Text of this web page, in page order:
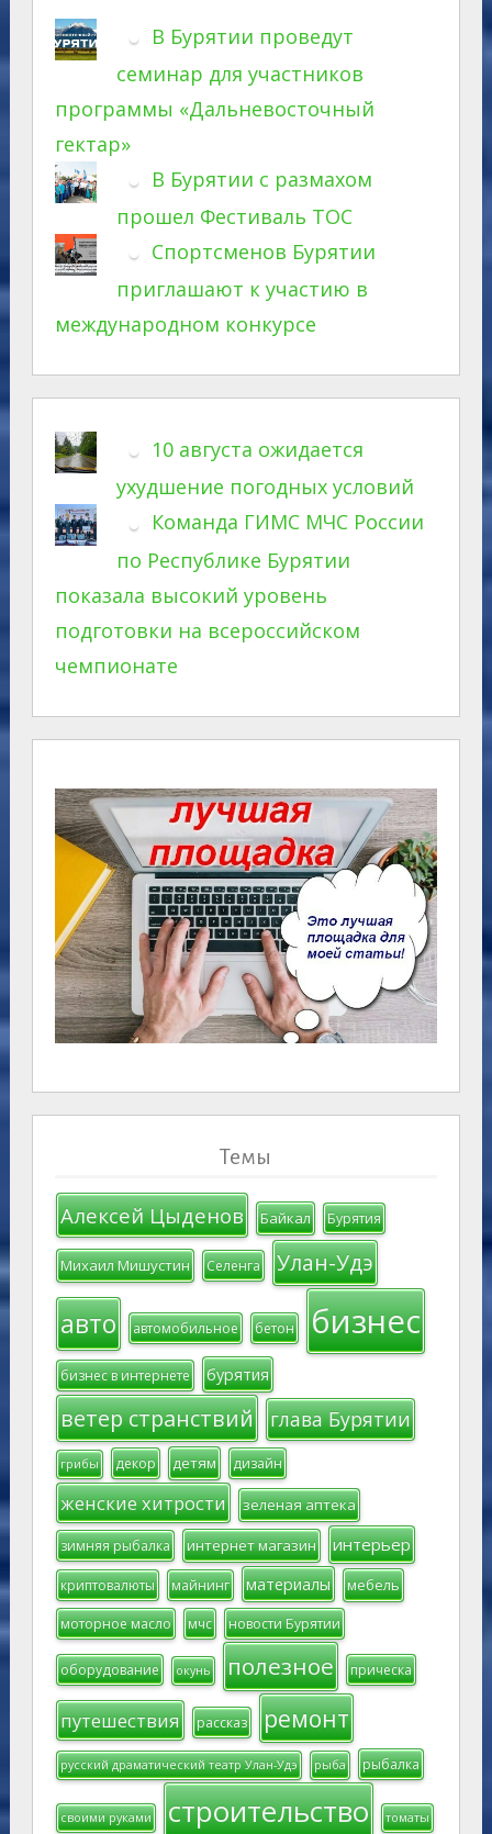
В Бурятии проведут
семинар для участников
программы «Дальневосточный
гектар»
В Бурятии с размахом
прошел Фестиваль ТОС
Спортсменов Бурятии
приглашают к участию в
международном конкурсе
10 августа ожидается
ухудшение погодных условий
Команда ГИМС МЧС России
по Республике Бурятии
показала высокий уровень
подготовки на всероссийском
чемпионате
Темы
Алексей Цыденов Байкал Бурятия
Михаил Мишустин Селенга Улан-Удэ
авто автомобильное бетон бизнес
бизнес в интернете бурятия
ветер странствий глава Бурятии
грибы декор детям дизайн
женские хитрости зеленая аптека
зимняя рыбалка интернет магазин интерьер
криптовалюты майнинг материалы мебель
моторное масло мчс новости Бурятии
оборудование окунь полезное прическа
путешествия рассказ ремонт
русский драматический театр Улан-Удэ рыба рыбалка
своими руками строительство томаты